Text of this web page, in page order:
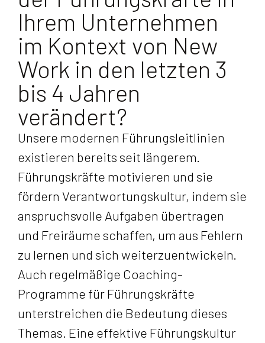
Ihrem Unternehmen
im Kontext von New
Work in den letzten 3
bis 4 Jahren
verändert?
Unsere modernen Führungsleitlinien
existieren bereits seit längerem.
Führungskräfte motivieren und sie
fördern Verantwortungskultur, indem sie
anspruchsvolle Aufgaben übertragen
und Freiräume schaffen, um aus Fehlern
zu lernen und sich weiterzuentwickeln.
Auch regelmäßige Coaching-
Programme für Führungskräfte
unterstreichen die Bedeutung dieses
Themas. Eine effektive Führungskultur